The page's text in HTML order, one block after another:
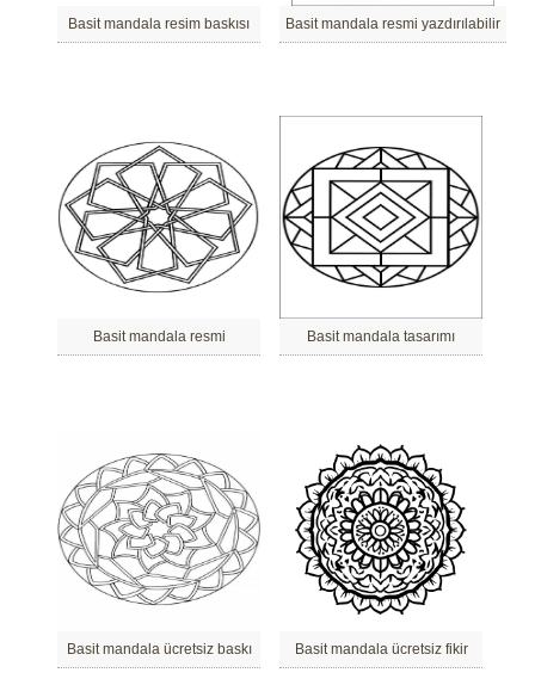
Basit mandala resim baskısı Basit mandala resmi yazdırılabilir
Basit mandala resmi Basit mandala tasarımı
Basit mandala ücretsiz baskı Basit mandala ücretsiz fikir